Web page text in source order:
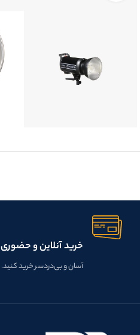
خرید آنلاین و حضوری
آسان و بی‌دردسر خرید کنید.